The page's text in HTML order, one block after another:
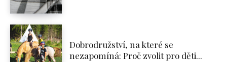
Dobrodružství, na které se
nezapomíná: Proč zvolit pro děti...